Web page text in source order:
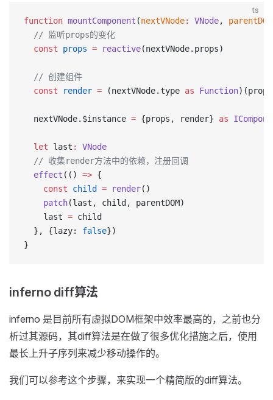
ts
function mountComponent (nextVNode: VNode, parentDOM
  // 监听props的变化
  const
props = reactive(nextVNode.props)
  // 创建组件
  const
render = (nextVNode.type as Function
  nextVNode.$instance
= {props, render} as
  let
last :
VNode
  // 收集render方法中的依赖，注册回调
  effect
(() => {
    const
child = render()
    patch
(last, child, parentDOM)
    last
= child
  }, {lazy:
false})
}
inferno diff算法
inferno 是目前所有虚拟DOM框架中效率最高的，之前也分
析过其源码，其diff算法是在做了很多优化措施之后，使用
最长上升子序列来减少移动操作的。
我们可以参考这个步骤，来实现一个精简版的diff算法。